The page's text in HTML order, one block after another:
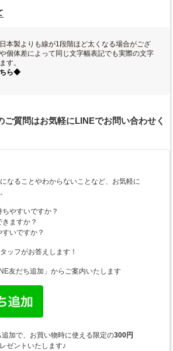
本製よりも線が1段階ほど太くなる場合がござ
個体差によって同じ文字幅表記でも実際の文字
す。
ら◆
ご質問はお気軽にLINEでお問い合わせく
なることやわからないことなど、お気軽に
やすいですか？
ますか？
いですか？
ッフがお答えします！
友だち追加」からご案内いたします
加で、お買い物時に使える限定の300円
ゼントいたします♪